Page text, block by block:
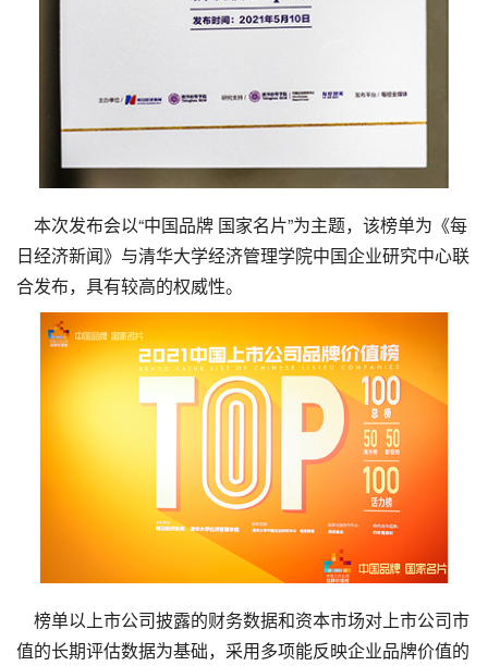
本次发布会以“中国品牌 国家名片”为主题，该榜单为《每
日经济新闻》与清华大学经济管理学院中国企业研究中心联
合发布，具有较高的权威性。
榜单以上市公司披露的财务数据和资本市场对上市公司市
值的长期评估数据为基础，采用多项能反映企业品牌价值的